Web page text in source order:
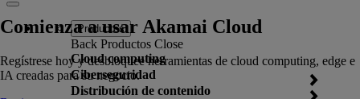
Productos
Back Productos Close
Cloud computing
Ciberseguridad
Distribución de contenido
Comienza a usar Akamai Cloud
Regístrese hoy y desbloquee herramientas de cloud computing, edge e
IA creadas para su negocio.